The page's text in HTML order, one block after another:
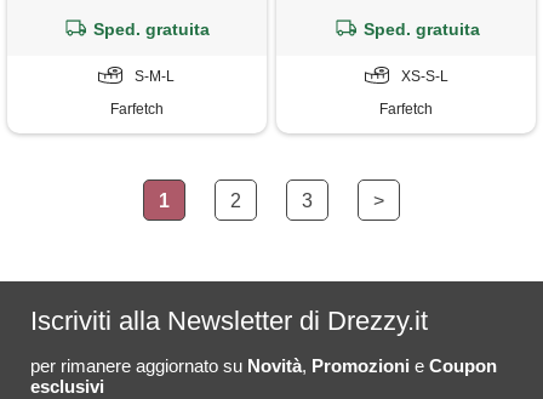
Sped. gratuita
S-M-L
Farfetch
Sped. gratuita
XS-S-L
Farfetch
1 2 3 >
Iscriviti alla Newsletter di Drezzy.it
per rimanere aggiornato su Novità, Promozioni e Coupon
esclusivi